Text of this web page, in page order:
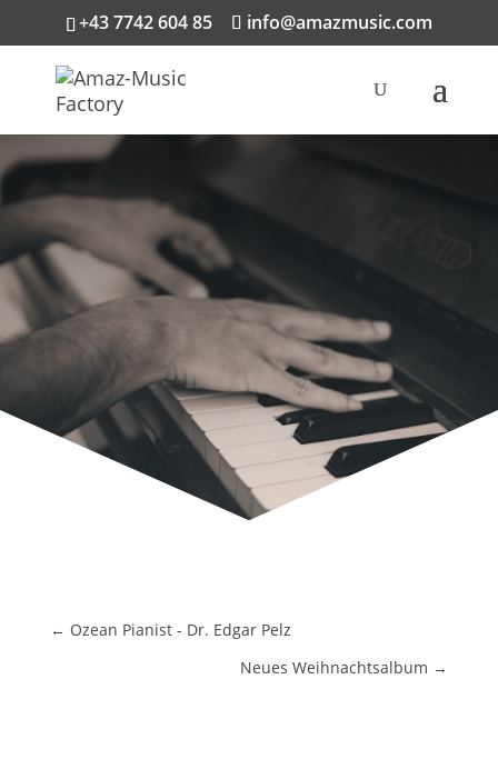
+43 7742 604 85 info@amazmusic.com
← Ozean Pianist - Dr. Edgar Pelz
Neues Weihnachtsalbum →